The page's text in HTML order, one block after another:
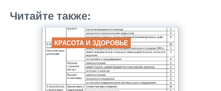
Читайте также:
КРАСОТА И ЗДОРОВЬЕ